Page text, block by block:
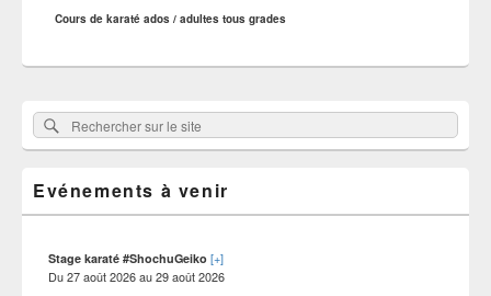
suivant :
Cours de karaté ados / adultes tous grades
Zone
principale
de
pour
Rechercher :
Rechercher
sur
site
Evénements à venir
Stage karaté #ShochuGeiko [+]
Du27 août 2026au29 août 2026